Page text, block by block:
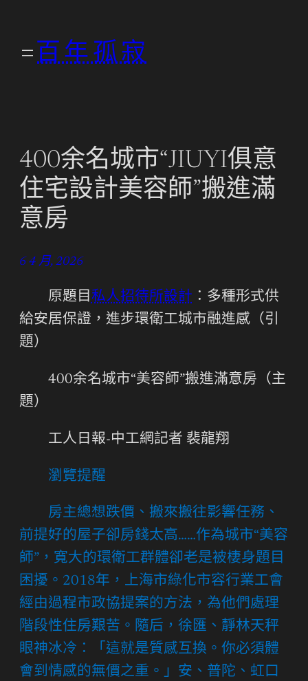
百年孤寂
400余名城市“JIUYI俱意
住宅設計美容師”搬進滿
意房
6 4 月, 2026
原題目私人招待所設計 ：多種形式供
給安居保證，進步環衛工城市融進感（引
題）
400余名城市“美容師”搬進滿意房（主
題）
工人日報-中工網記者 裴龍翔
瀏覽提醒
房主總想跌價、搬來搬往影響任務、
前提好的屋子卻房錢太高……作為城市“美容
師”，寬大的環衛工群體卻老是被棲身題目
困擾。2018年，上海市綠化市容行業工會
經由過程市政協提案的方法，為他們處理
階段性住房艱苦。隨后，徐匯、靜林天秤
眼神冰冷：「這就是質感互換。你必須體
會到情感的無價之重。」安、普陀、虹口